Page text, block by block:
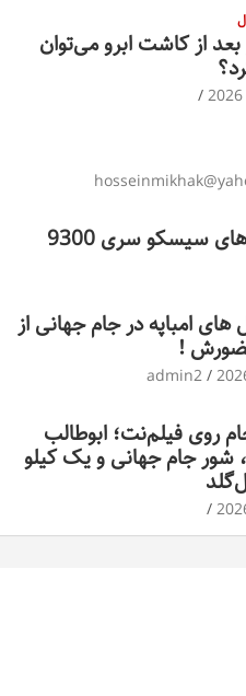
از کاشت ابرو می‌توان
سیسکو سری 9300
های امباپه در جام جهانی از
!
admin2
روی فیلم‌نت؛ ابوطالب
جام جهانی و یک کیلو